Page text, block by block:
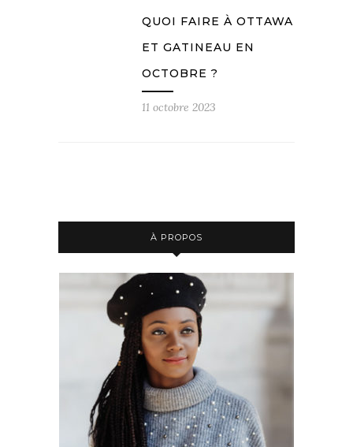
QUOI FAIRE À OTTAWA
ET GATINEAU EN
OCTOBRE ?
11 octobre 2023
À PROPOS